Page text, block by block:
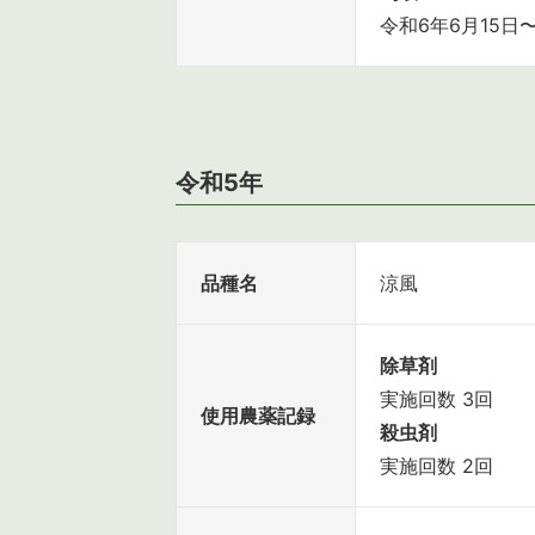
令和6年6月15日
令和5年
品種名 涼風
使用農薬記録
除草剤
実施回数 3回
殺虫剤
実施回数 2回